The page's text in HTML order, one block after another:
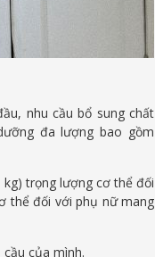
nhu cầu bổ sung chất
đa lượng bao gồm
trọng lượng cơ thể đối
thể đối với phụ nữ mang
của mình.